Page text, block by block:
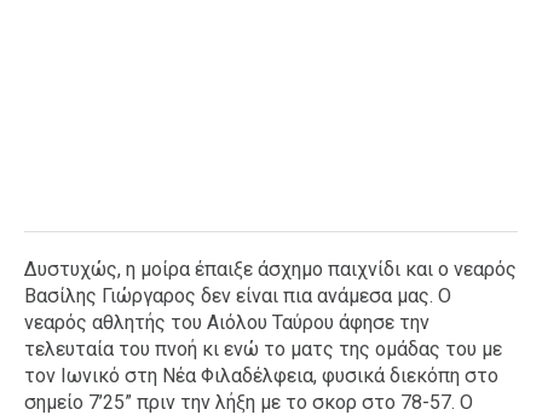
Δυστυχώς, η μοίρα έπαιξε άσχημο παιχνίδι και ο νεαρός
Βασίλης Γιώργαρος δεν είναι πια ανάμεσα μας. Ο
νεαρός αθλητής του Αιόλου Ταύρου άφησε την
τελευταία του πνοή κι ενώ το ματς της ομάδας του με
τον Ιωνικό στη Νέα Φιλαδέλφεια, φυσικά διεκόπη στο
σημείο 7’25” πριν την λήξη με το σκορ στο 78-57. Ο